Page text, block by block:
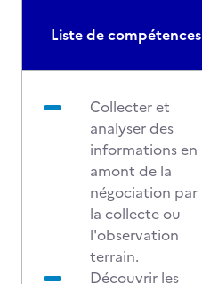
Liste de compétences
Collecter et
analyser des
informations en
amont de la
négociation par
la collecte ou
l'observation
terrain.
Découvrir les